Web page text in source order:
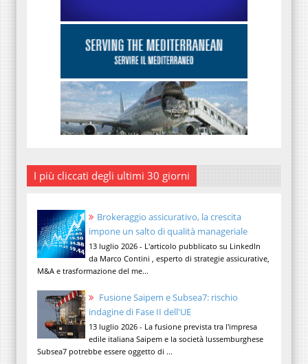
I più cliccati degli ultimi 30 giorni
Brokeraggio assicurativo, la crescita
impone un salto di qualità manageriale
13 luglio 2026 - L'articolo pubblicato su LinkedIn
da Marco Contini , esperto di strategie assicurative,
M&A e trasformazione del me...
Fusione Saipem e Subsea7: rischio
indagine di Fase II dell'UE
13 luglio 2026 - La fusione prevista tra l'impresa
edile italiana Saipem e la società lussemburghese
Subsea7 potrebbe essere oggetto di ...